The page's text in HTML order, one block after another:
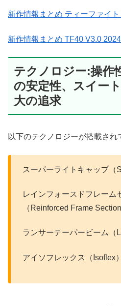
新作情報まとめ ティーファイ
新作情報まとめ TF40 V3.0 2024
テクノロジー:操作
の安定性、スイー
大の追求
以下のテクノロジーが搭載され
スーパーライトキャップ（
レインフォースドフレーム
（Reinforced Frame
ランサーテーパービーム（
アイソフレックス（Isoflex）